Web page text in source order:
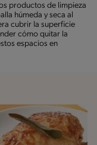
productos de limpieza
húmeda y seca al
cubrir la superficie
cómo quitar la
espacios en